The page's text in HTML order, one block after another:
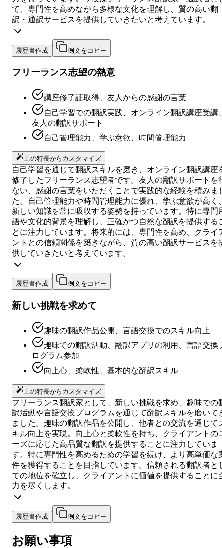
て、専門性を高めながら多様な文化を理解し、質の高い翻
訳・通訳サービスを提供していきたいと考えています。
履歴書作成 例文をコピー
フリーランス志望の熱意
講座修了証取得、友人からの感謝の言葉
自己学習での翻訳実践、オンライン翻訳講座受講
友人の翻訳サポート
自己管理能力、学ぶ意欲、時間管理能力
上の特長からカスタマイズ
自己学習を通じて翻訳スキルを磨き、オンライン翻訳講座
修了したフリーランス志望者です。友人の翻訳サポートを
ない、感謝の言葉をいただくことで実践的な経験を積みま
た。自己管理能力や時間管理能力に優れ、学ぶ意欲が高く
新しい知識を常に吸収する姿勢を持っています。特に専門
語や文化的背景を理解し、正確かつ自然な翻訳を提供する
とに注力しています。将来的には、専門性を高め、クライ
ントとの信頼関係を築きながら、質の高い翻訳サービスを
供していきたいと考えています。
履歴書作成 例文をコピー
新しい挑戦を求めて
趣味の翻訳作品公開、言語交換でのスキル向上
趣味での翻訳活動、翻訳アプリの利用、言語交換
ログラム参加
向上心、柔軟性、基本的な翻訳スキル
上の特長からカスタマイズ
フリーランス翻訳家として、新しい挑戦を求め、趣味での
訳活動や言語交換プログラムを通じて翻訳スキルを磨いて
ました。趣味の翻訳作品を公開し、他者との交流を通じて
キル向上を実現。向上心と柔軟性を持ち、クライアントの
ーズに応じた高品質な翻訳を提供することに注力していま
す。特に専門性を高めるための学習を続け、より高単価な
件を獲得することを目指しています。信頼される翻訳者と
ての地位を確立し、クライアントに価値を提供することに
力を尽くします。
履歴書作成 例文をコピー
お願い事項